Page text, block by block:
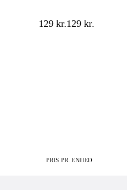
129 kr.129 kr.
PRIS PR. ENHED